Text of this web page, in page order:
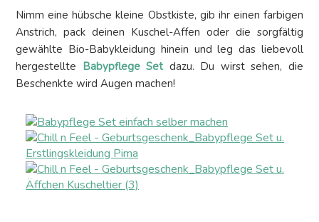
Nimm eine hübsche kleine Obstkiste, gib ihr einen farbigen
Anstrich, pack deinen Kuschel-Affen oder die sorgfältig
gewählte Bio-Babykleidung hinein und leg das liebevoll
hergestellte Babypflege Setdazu. Du wirst sehen, die
Beschenkte wird Augen machen!